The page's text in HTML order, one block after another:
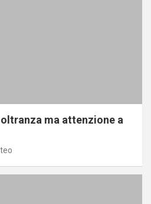
ma attenzione a